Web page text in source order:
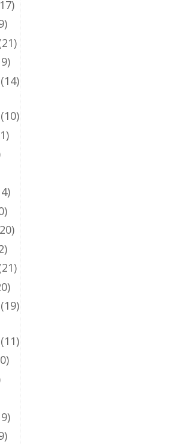
(14)
(10)
(19)
(11)